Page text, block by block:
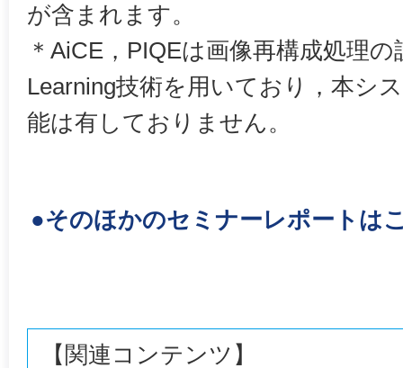
が含まれます。
＊AiCE，PIQEは画像再構成処理
Learning技術を用いており，本シ
能は有しておりません。
●そのほかのセミナーレポートは
【関連コンテンツ】